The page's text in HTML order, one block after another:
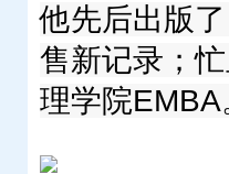
他先后出版
售新记录；
理学院EMBA